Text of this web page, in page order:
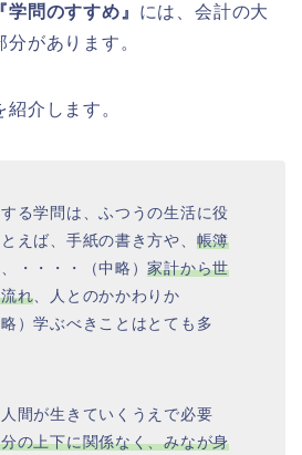
『学問のすすめ』 には、会計の大
があります。
介します。
る学問は、ふつうの生活に役
えば、手紙の書き方や、 帳簿
・・・・（中略）家計から世
れ 、人とのかかわりか
）学ぶべきことはとても多
間が生きていくうえで必要
の上下に関係なく、みなが身